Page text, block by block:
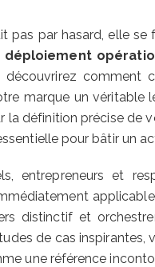
pas par hasard, elle
déploiement
comment
marque un véritable
la définition précise de
pour bâtir un
entrepreneurs et
distinctif et
de cas
une référence